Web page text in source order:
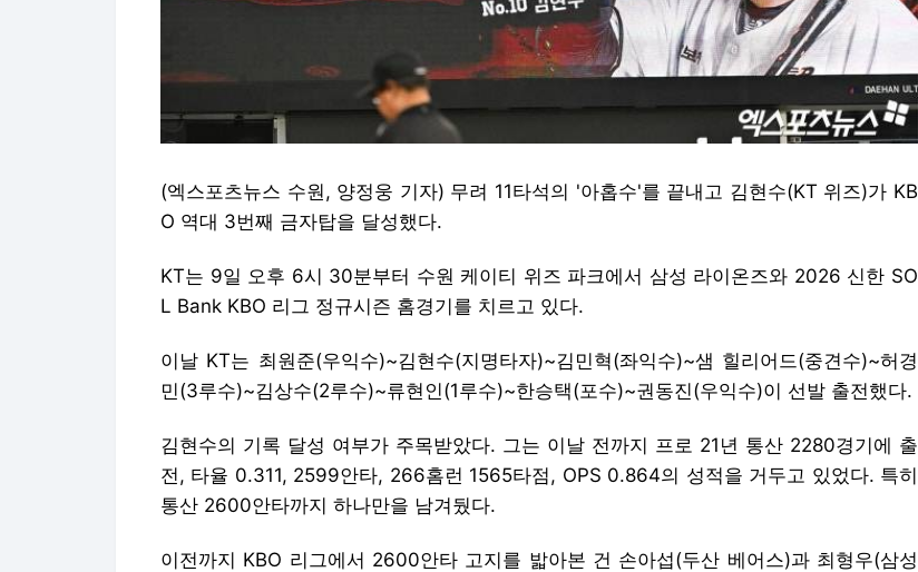
(엑스포츠뉴스 수원, 양정웅 기자) 무려 11타석의 '아홉수'를 끝내고 김현수(KT 위즈)가 KB
O 역대 3번째 금자탑을 달성했다.
KT는 9일 오후 6시 30분부터 수원 케이티 위즈 파크에서 삼성 라이온즈와 2026 신한 SO
L Bank KBO 리그 정규시즌 홈경기를 치르고 있다.
이날 KT는 최원준(우익수)~김현수(지명타자)~김민혁(좌익수)~샘 힐리어드(중견수)~허경
민(3루수)~김상수(2루수)~류현인(1루수)~한승택(포수)~권동진(우익수)이 선발 출전했다.
김현수의 기록 달성 여부가 주목받았다. 그는 이날 전까지 프로 21년 통산 2280경기에 출
전, 타율 0.311, 2599안타, 266홈런 1565타점, OPS 0.864의 성적을 거두고 있었다. 특히
통산 2600안타까지 하나만을 남겨뒀다.
이전까지 KBO 리그에서 2600안타 고지를 밟아본 건 손아섭(두산 베어스)과 최형우(삼성